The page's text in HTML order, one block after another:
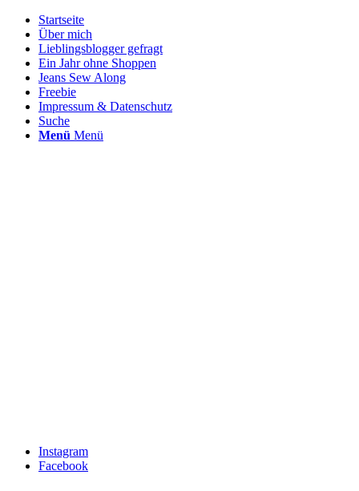
Startseite
Über mich
Lieblingsblogger gefragt
Ein Jahr ohne Shoppen
Jeans Sew Along
Freebie
Impressum & Datenschutz
Suche
Menü Menü
Instagram
Facebook